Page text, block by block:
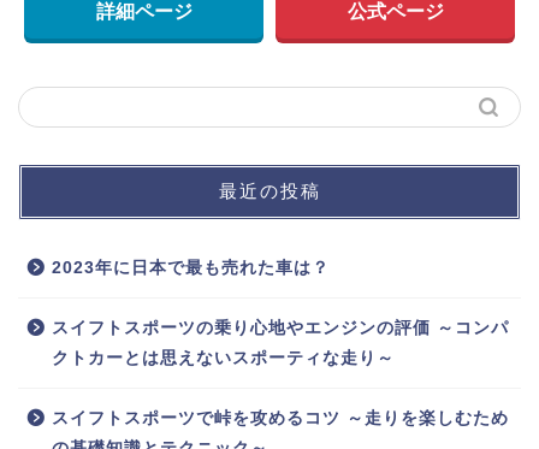
詳細ページ 公式ページ
最近の投稿
2023年に日本で最も売れた車は？
スイフトスポーツの乗り心地やエンジンの評価 ～コンパ
クトカーとは思えないスポーティな走り～
スイフトスポーツで峠を攻めるコツ ～走りを楽しむため